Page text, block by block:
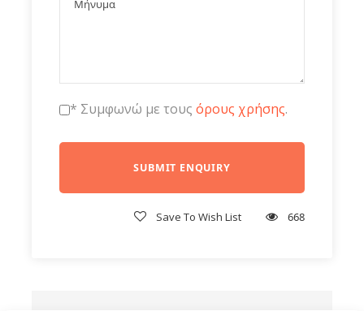
* Συμφωνώ με τους όρους χρήσης.
Save To Wish List 668